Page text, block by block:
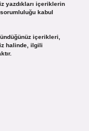
yazdıkları içeriklerin
kabul
içerikleri,
halinde, ilgili